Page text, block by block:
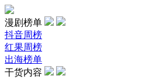
漫剧榜单
抖音周榜
红果周榜
出海榜单
干货内容